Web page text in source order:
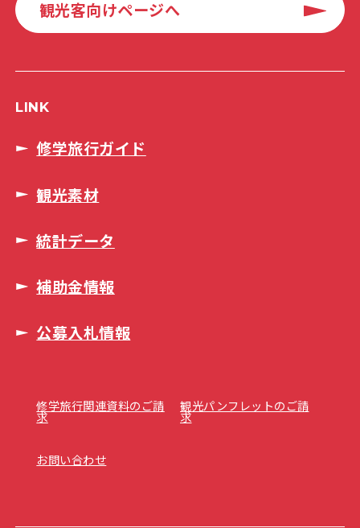
観光客向けページへ
LINK
修学旅行ガイド
観光素材
統計データ
補助金情報
公募入札情報
修学旅行関連資料のご請
求
観光パンフレットのご請
求
お問い合わせ